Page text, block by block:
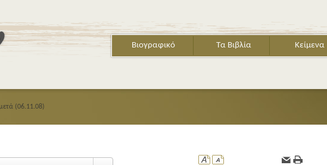
Βιογραφικό Τα Βιβλία Κείμενα
μετά (06.11.08)